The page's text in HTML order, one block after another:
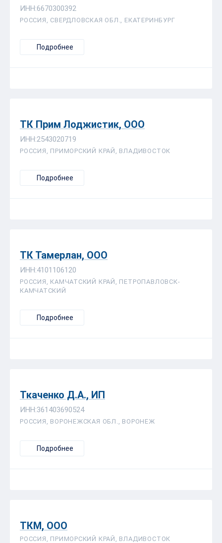
ИНН:6670300392
РОССИЯ, СВЕРДЛОВСКАЯ ОБЛ., ЕКАТЕРИНБУРГ
Подробнее
ТК Прим Лоджистик, ООО
ИНН:2543020719
РОССИЯ, ПРИМОРСКИЙ КРАЙ, ВЛАДИВОСТОК
Подробнее
ТК Тамерлан, ООО
ИНН:4101106120
РОССИЯ, КАМЧАТСКИЙ КРАЙ, ПЕТРОПАВЛОВСК-
КАМЧАТСКИЙ
Подробнее
Ткаченко Д.А., ИП
ИНН:361403690524
РОССИЯ, ВОРОНЕЖСКАЯ ОБЛ., ВОРОНЕЖ
Подробнее
ТКМ, ООО
РОССИЯ, ПРИМОРСКИЙ КРАЙ, ВЛАДИВОСТОК